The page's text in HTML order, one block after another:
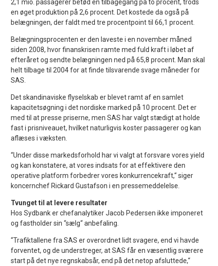
2,1 mio. passagerer betød en tilbagegang på to procent, trods
en øget produktion på 2,6 procent. Det kostede da også på
belægningen, der faldt med tre procentpoint til 66,1 procent.
Belægningsprocenten er den laveste i en november måned
siden 2008, hvor finanskrisen ramte med fuld kraft i løbet af
efteråret og sendte belægningen ned på 65,8 procent. Man skal
helt tilbage til 2004 for at finde tilsvarende svage måneder for
SAS.
Det skandinaviske flyselskab er blevet ramt af en samlet
kapacitetsøgning i det nordiske marked på 10 procent. Det er
med til at presse priserne, men SAS har valgt stædigt at holde
fast i prisniveauet, hvilket naturligvis koster passagerer og kan
aflæses i væksten.
“Under disse markedsforhold har vi valgt at forsvare vores yield
og kan konstatere, at vores indsats for at effektivere den
operative platform forbedrer vores konkurrencekraft,“ siger
koncernchef Rickard Gustafson i en pressemeddelelse.
Tvunget til at levere resultater
Hos Sydbank er chefanalytiker Jacob Pedersen ikke imponeret
og fastholder sin “sælg“ anbefaling.
“Trafiktallene fra SAS er overordnet lidt svagere, end vi havde
forventet, og de understreger, at SAS får en væsentlig sværere
start på det nye regnskabsår, end på det netop afsluttede,“